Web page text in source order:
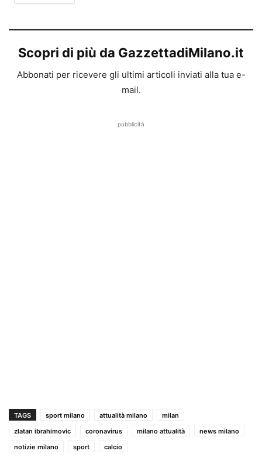
Scopri di più da GazzettadiMilano.it
Abbonati per ricevere gli ultimi articoli inviati alla tua e-
mail.
pubblicità
TAGS sport milano attualità milano
milan
zlatan ibrahimovic
coronavirus milano attualità
news milano
notizie milano
sport calcio